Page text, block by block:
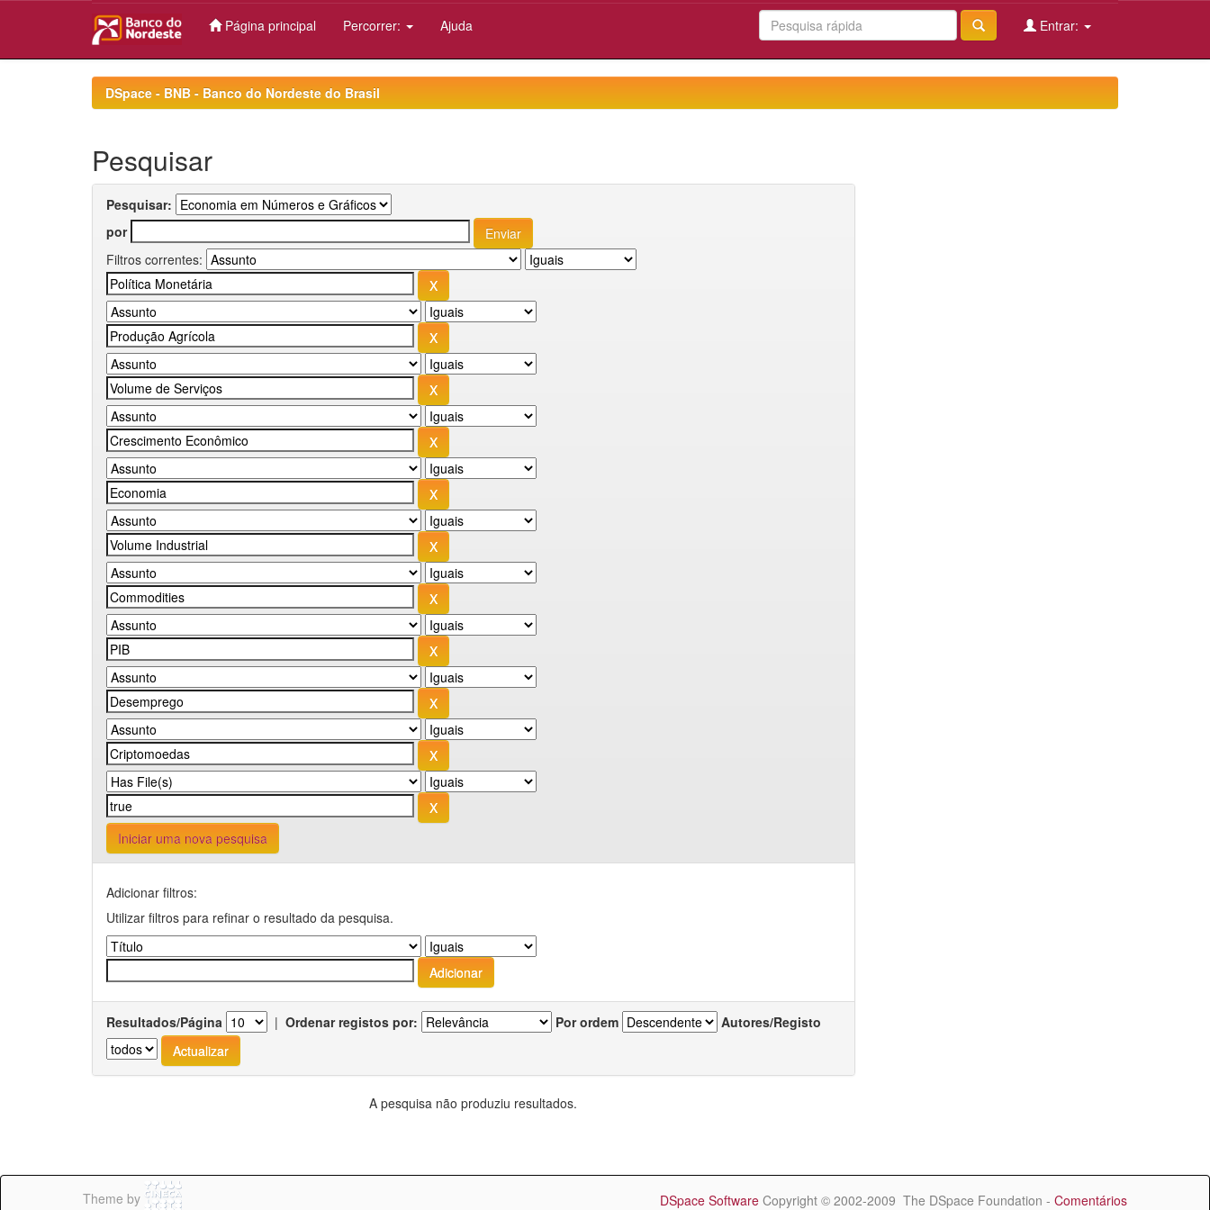
Página principal Percorrer: Ajuda Entrar:
DSpace - BNB - Banco do Nordeste do Brasil
Pesquisar
Pesquisar:
por
Filtros correntes:
Iniciar uma nova pesquisa
Adicionar filtros:
Utilizar filtros para refinar o resultado da pesquisa.
Resultados/Página | Ordenar registos por: Por ordem Autores/Registo
A pesquisa não produziu resultados.
Theme by DSpace Software Copyright © 2002-2009 The DSpace Foundation - Comentários